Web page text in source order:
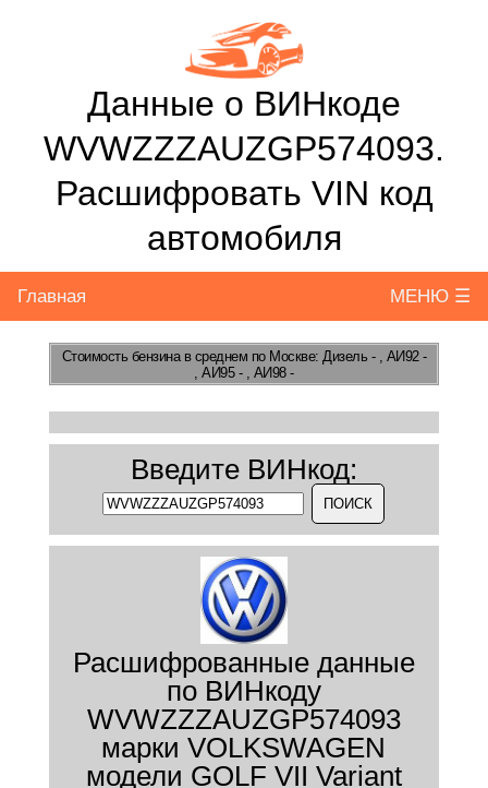
Данные о ВИНкоде
WVWZZZAUZGP574093.
Расшифровать VIN код
автомобиля
Главная МЕНЮ ☰
Стоимость бензинав среднем по Москве: Дизель - , АИ92 -
, АИ95 - , АИ98 -
Введите ВИНкод:
Расшифрованные данные
по ВИНкоду
WVWZZZAUZGP574093
марки VOLKSWAGEN
модели GOLF VII Variant